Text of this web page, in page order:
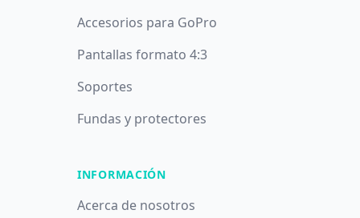
Accesorios para GoPro
Pantallas formato 4:3
Soportes
Fundas y protectores
INFORMACIÓN
Acerca de nosotros